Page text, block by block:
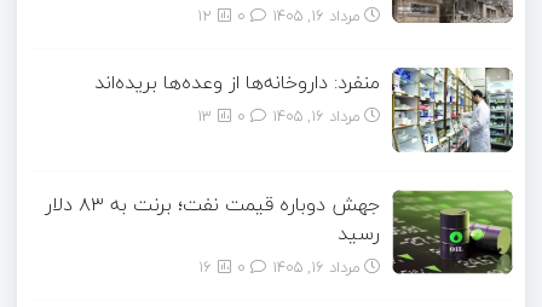
مرداد ۱۶, ۱۴۰۵ 12
منفرد: داروخانه‌ها از وعده‌ها بریده‌اند
مرداد ۱۶, ۱۴۰۵ 13
جهش دوباره قیمت نفت؛ برنت به ۸۳ دلار
رسید
مرداد ۱۶, ۱۴۰۵ 16